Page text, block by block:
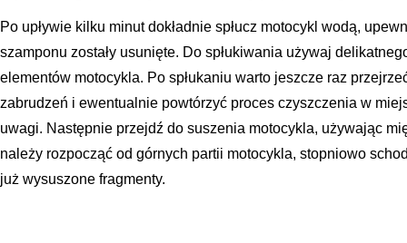
Po upływie kilku minut dokładnie spłucz motocykl wodą,
szamponu zostały usunięte. Do spłukiwania używaj
elementów motocykla. Po spłukaniu warto jeszcze raz
zabrudzeń i ewentualnie powtórzyć proces czyszczenia w
uwagi. Następnie przejdź do suszenia motocykla, używając
należy rozpocząć od górnych partii motocykla, stopniowo
już wysuszone fragmenty.